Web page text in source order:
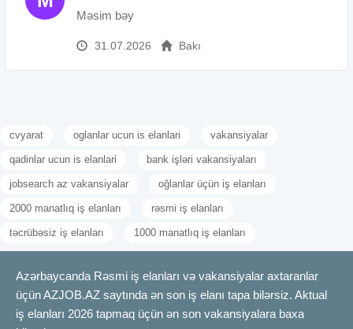
Məsim bəy
31.07.2026 Bakı
cvyarat oglanlar ucun is elanlari vakansiyalar
qadinlar ucun is elanlari bank işləri vakansiyaları
jobsearch az vakansiyalar oğlanlar üçün iş elanları
2000 manatlıq iş elanları rəsmi iş elanları
təcrübəsiz iş elanları 1000 manatlıq iş elanları
Azərbaycanda Rəsmi iş elanları və vakansiyalar axtaranlar
üçün AZJOB.AZ saytında ən son iş elanı tapa bilərsiz. Aktual
iş elanları 2026 tapmaq üçün ən son vakansiyalara baxa